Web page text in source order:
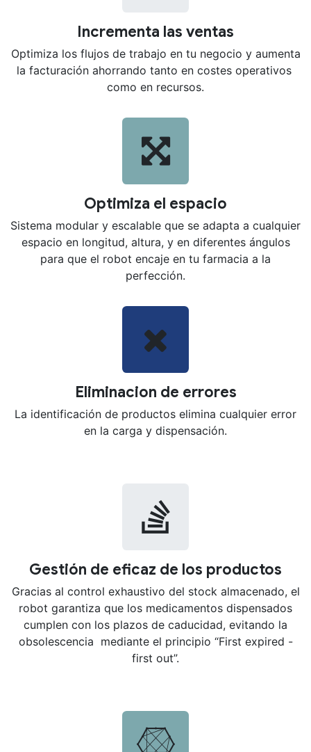
Incrementa las ventas
Optimiza los flujos de trabajo en tu negocio y aumenta
la facturación ahorrando tanto en costes operativos
como en recursos.
Optimiza el espacio
Sistema modular y escalable que se adapta a cualquier
espacio en longitud, altura, y en diferentes ángulos
para que el robot encaje en tu farmacia a la
perfección.
Eliminacion de errores
La identificación de productos elimina cualquier error
en la carga y dispensación.
Gestión de eficaz de los productos
Gracias al control exhaustivo del stock almacenado, el
robot garantiza que los medicamentos dispensados
cumplen con los plazos de caducidad, evitando la
obsolescencia mediante el principio “First expired -
first out”.